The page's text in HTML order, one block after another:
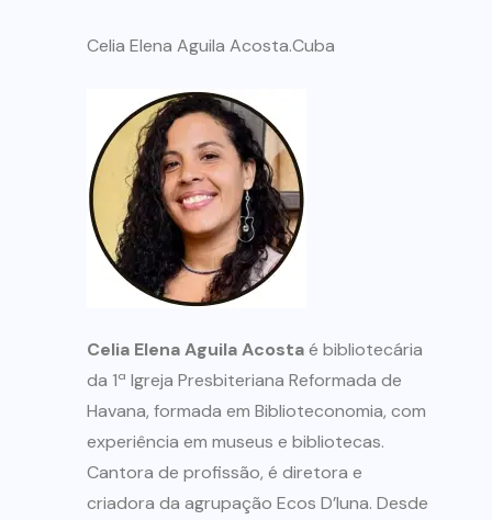
Celia Elena Aguila Acosta.Cuba
Celia Elena Aguila Acostaé bibliotecária
da 1ª Igreja Presbiteriana Reformada de
Havana, formada em Biblioteconomia, com
experiência em museus e bibliotecas.
Cantora de profissão, é diretora e
criadora da agrupação Ecos D’luna. Desde